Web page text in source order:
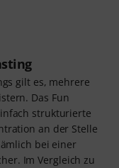
gilt es, mehrere
Das Fun
strukturierte
an der Stelle
bei einer
Im Vergleich zu